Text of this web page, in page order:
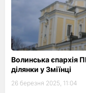
Волинська єпархія
ділянки у Зміїнці
26 березня 2025, 11:04